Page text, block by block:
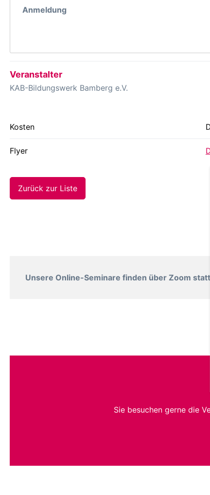
Anmeldung
Veranstalter
KAB-Bildungswerk Bamberg e.V.
Kosten
Flyer
Zurück zur Liste
Unsere Online-Seminare finden über Zoom
Sie besuchen gerne die